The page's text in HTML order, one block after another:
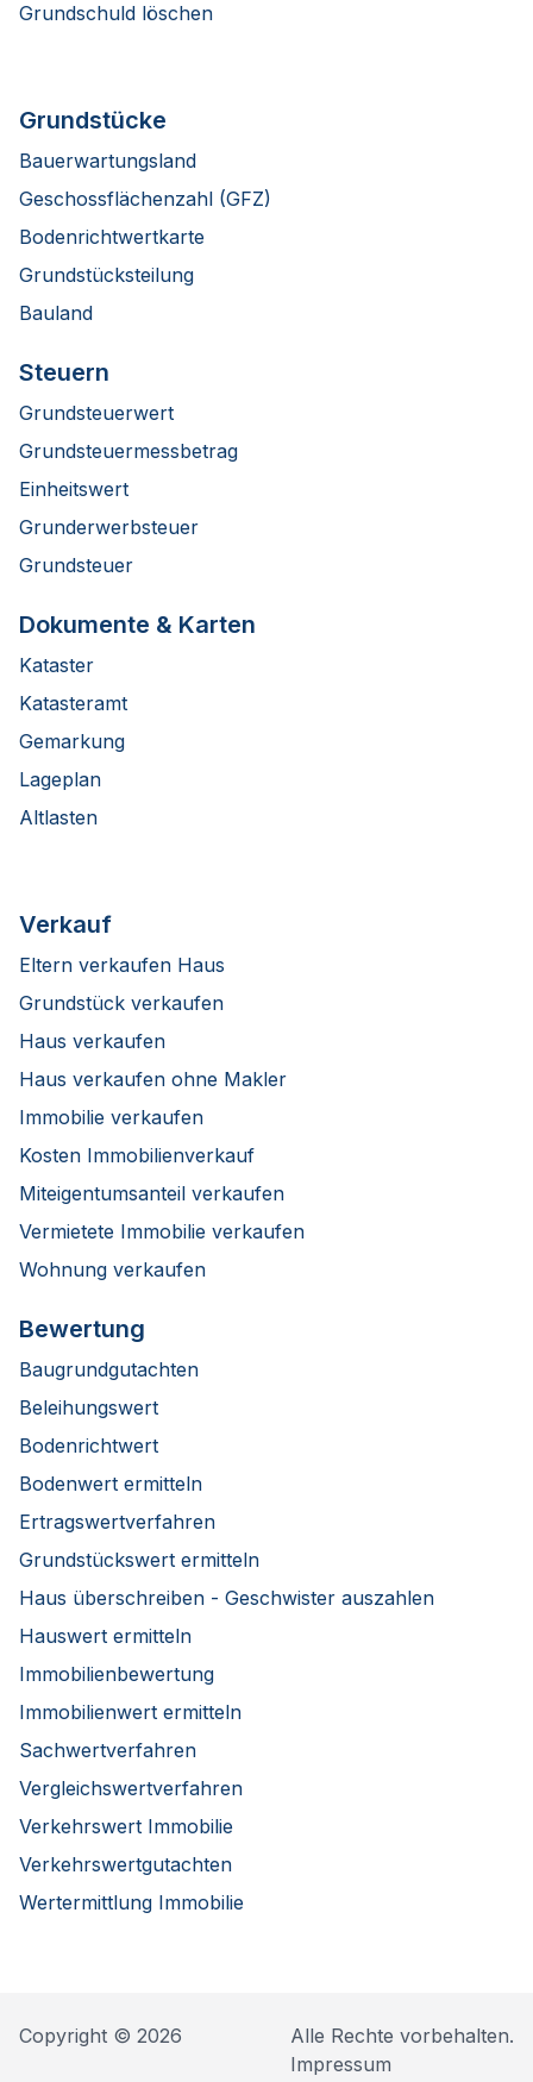
Grundschuld löschen
Grundstücke
Bauerwartungsland
Geschossflächenzahl (GFZ)
Bodenrichtwertkarte
Grundstücksteilung
Bauland
Steuern
Grundsteuerwert
Grundsteuermessbetrag
Einheitswert
Grunderwerbsteuer
Grundsteuer
Dokumente & Karten
Kataster
Katasteramt
Gemarkung
Lageplan
Altlasten
Verkauf
Eltern verkaufen Haus
Grundstück verkaufen
Haus verkaufen
Haus verkaufen ohne Makler
Immobilie verkaufen
Kosten Immobilienverkauf
Miteigentumsanteil verkaufen
Vermietete Immobilie verkaufen
Wohnung verkaufen
Bewertung
Baugrundgutachten
Beleihungswert
Bodenrichtwert
Bodenwert ermitteln
Ertragswertverfahren
Grundstückswert ermitteln
Haus überschreiben - Geschwister auszahlen
Hauswert ermitteln
Immobilienbewertung
Immobilienwert ermitteln
Sachwertverfahren
Vergleichswertverfahren
Verkehrswert Immobilie
Verkehrswertgutachten
Wertermittlung Immobilie
Copyright © 2026
Alle Rechte vorbehalten.
Impressum